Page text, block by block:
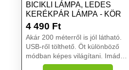
BICIKLI LÁMPA, LEDES
KERÉKPÁR LÁMPA - KÖR
4 490 Ft
Akár 200 méterről is jól látható.
USB-ről tölthető. Öt különböző
módban képes világítani. Imádsz
biciklizni? Ha teheted,